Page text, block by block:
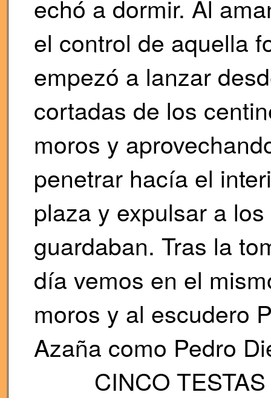
echó a dormir. Al
el control de aquella
empezó a lanzar
cortadas de los
moros y
penetrar hacía el
plaza y expulsar a
guardaban. Tras la
día vemos en el
moros y al escudero
Azaña como Pedro
CINCO